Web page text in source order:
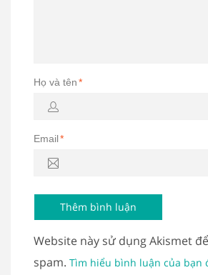
Họ và tên*
Email*
Website này sử dụng Akismet
spam. Tìm hiểu bình luận của bạn